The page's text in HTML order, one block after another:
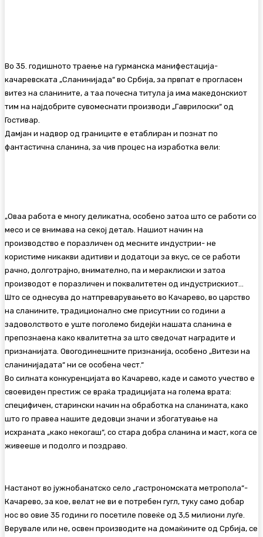
Во 35. годишното траење на гурманска манифестација-
качаревската „Сланинијада“ во Србија, за првпат е прогласен
витез на сланините, а таа почесна титула ја има македонскиот
тим на најдобрите сувомеснати производи „Гаврилоски“ од
Гостивар.
Дамјан и надвор од границите е етаблиран и познат по
фантастична сланина, за чив процес на изработка вели:
„Оваа работа е многу деликатна, особено затоа што се работи со
месо и се внимава на секој детаљ. Нашиот начин на
производство е поразличен од месните индустрии- не
користиме никакви адитиви и додатоци за вкус, се се работи
рачно, долготрајно, внимателно, па и мераклиски и затоа
производот е поразличен и поквалитетен од индустрискиот…
Што се однесува до натпреварувањето во Качарево, во царство
на сланините, традиционално сме присутнии со години а
задоволството е уште поголемо бидејќи нашата сланина е
препознаена како квалитетна за што сведочат наградите и
признанијата. Овогодинешните признанија, особено „Витези на
сланинијадата“ ни се особена чест.“
Во силната конкуренцијата во Качарево, каде и самото учество е
своевиден престиж се враќа традицијата на голема врата:
специфичен, старински начин на обработка на сланината, како
што го правеа нашите дедовци значи и збогатување на
исхраната „како некогаш“, со стара добра сланина и маст, кога се
живееше и подолго и поздраво.
Настанот во јужнобанатско село „гастрономската метропола“-
Качарево, за кое, велат не ви е потребен гугл, туку само добар
нос во овие 35 години го посетиле повеќе од 3,5 милиони луѓе.
Верувале или не, освен производите на домаќините од Србија, се